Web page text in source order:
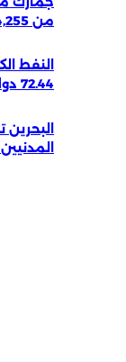
من 4,255 حبة كبتاجون مخدرة
72.44 دولار